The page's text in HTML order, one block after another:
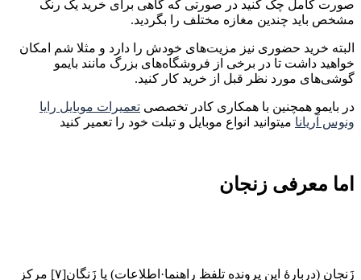
صورت کامل چک کنید در صورتی که گاهی برای خرید یک رنگ
مشخص باید چندین مغازه مختلف را بگردید.
البته خرید حضوری نیز مزیت‌های خودش را دارد و مثلا شم امکان
خواهید داشت تا در برخی از فروشگاه‌های بزرگ مانند بایمو
گوشی‌های مورد نظر قبل از خرید کار کنید.
در بایمو همچنین با همکاری کادر تخصصی تعمیرات موبایل رایا
ونوس آریانا میتوانید انواع موبایل و تبلت خود را تعمیر کنید
اما معرفی زنجان
زَنجان (دربارهٔ این پرونده تلفظ راهنما·اطلاعات) یا زَنگان[۷] مرکز